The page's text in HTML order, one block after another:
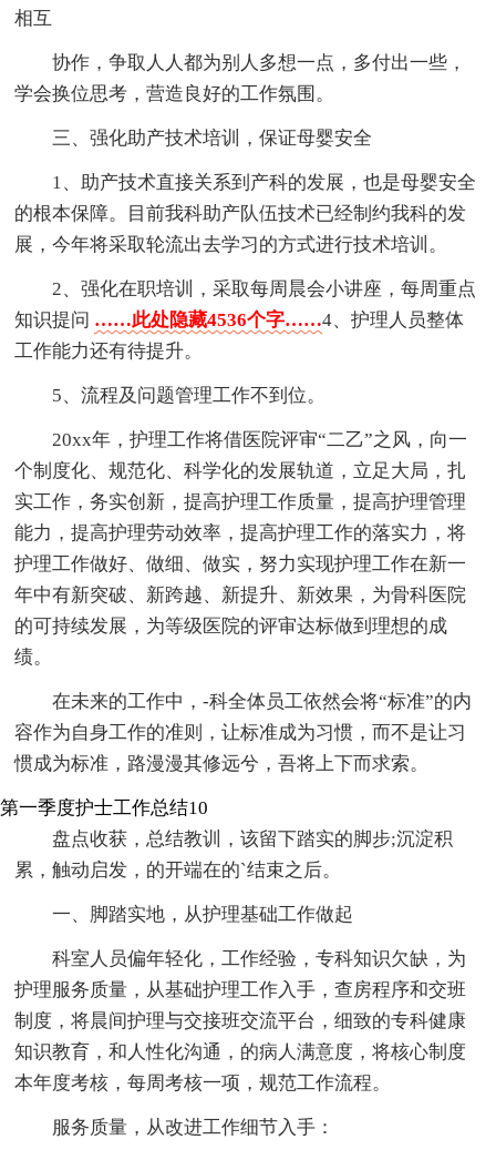
相互
协作，争取人人都为别人多想一点，多付出一些，
学会换位思考，营造良好的工作氛围。
三、强化助产技术培训，保证母婴安全
1、助产技术直接关系到产科的发展，也是母婴安全
的根本保障。目前我科助产队伍技术已经制约我科的发
展，今年将采取轮流出去学习的方式进行技术培训。
2、强化在职培训，采取每周晨会小讲座，每周重点
知识提问 ……此处隐藏4536个字……4、护理人员整体
工作能力还有待提升。
5、流程及问题管理工作不到位。
20xx年，护理工作将借医院评审“二乙”之风，向一
个制度化、规范化、科学化的发展轨道，立足大局，扎
实工作，务实创新，提高护理工作质量，提高护理管理
能力，提高护理劳动效率，提高护理工作的落实力，将
护理工作做好、做细、做实，努力实现护理工作在新一
年中有新突破、新跨越、新提升、新效果，为骨科医院
的可持续发展，为等级医院的评审达标做到理想的成
绩。
在未来的工作中，-科全体员工依然会将“标准”的内
容作为自身工作的准则，让标准成为习惯，而不是让习
惯成为标准，路漫漫其修远兮，吾将上下而求索。
第一季度护士工作总结10
盘点收获，总结教训，该留下踏实的脚步;沉淀积
累，触动启发，的开端在的`结束之后。
一、脚踏实地，从护理基础工作做起
科室人员偏年轻化，工作经验，专科知识欠缺，为
护理服务质量，从基础护理工作入手，查房程序和交班
制度，将晨间护理与交接班交流平台，细致的专科健康
知识教育，和人性化沟通，的病人满意度，将核心制度
本年度考核，每周考核一项，规范工作流程。
服务质量，从改进工作细节入手：